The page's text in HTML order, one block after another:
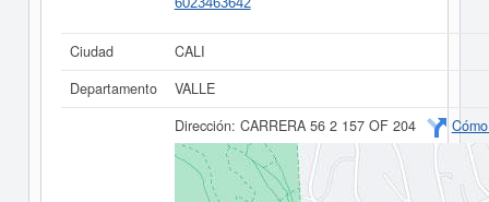
Ciudad
CALI
Departamento
VALLE
Dirección: CARRERA 56 2 157 OF 204